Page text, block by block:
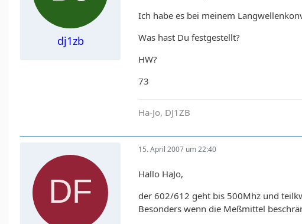
dj1zb
Ich habe es bei meinem
Was hast Du festgestellt?
HW?
73
Ha-Jo, DJ1ZB
15. April 2007 um 22:40
Hallo HaJo,
der 602/612 geht bis 500Mhz und
Besonders wenn die Meßmittel